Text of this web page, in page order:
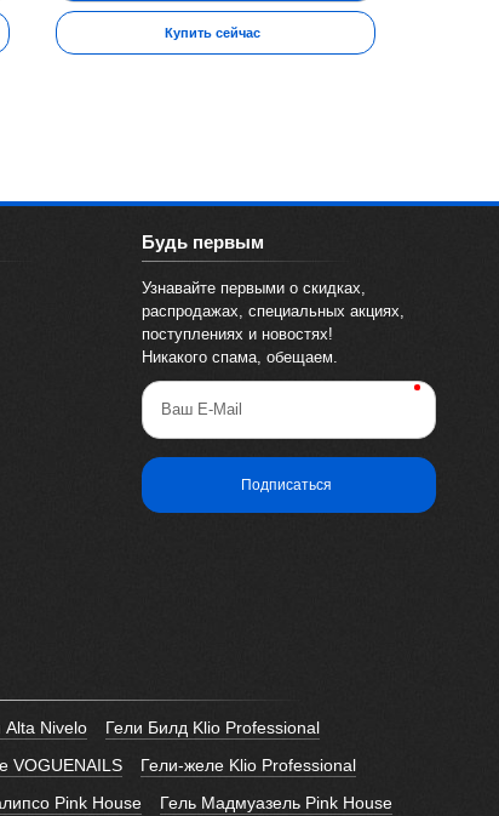
Купить сейчас
Будь первым
Узнавайте первыми о скидках,
распродажах, специальных акциях,
поступлениях и новостях!
Никакого спама, обещаем.
Ваш E-Mail
Подписаться
Alta Nivelo
Гели Билд Klio Professional
VOGUENAILS
Гели-желе Klio Professional
Pink House Гель Мадмуазель Pink House